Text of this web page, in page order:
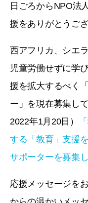
日ごろからNPO法
援をありがとうござ
西アフリカ、シエ
児童労働せずに学
援を拡大するべく
ー」を現在募集し
2022年1月20日）
する「教育」支援
サポーターを募集
応援メッセージを